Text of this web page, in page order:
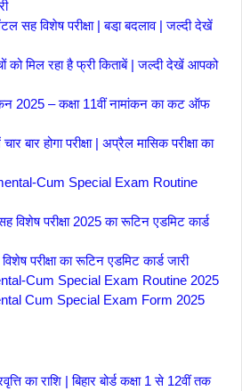
सह विशेष परीक्षा | बडा़ बदलाव | जल्दी देखें
को मिल रहा है फ्री किताबें | जल्दी देखें आपको
2025 – कक्षा 11वीं नामांकन का कट ऑफ
बार होगा परीक्षा | अप्रैल मासिक परीक्षा का
Cum Special Exam Routine
विशेष परीक्षा 2025 का रूटिन एडमिट कार्ड
परीक्षा का रूटिन एडमिट कार्ड जारी
Cum Special Exam Routine 2025
Cum Special Exam Form 2025
का राशि | बिहार बोर्ड कक्षा 1 से 12वीं तक